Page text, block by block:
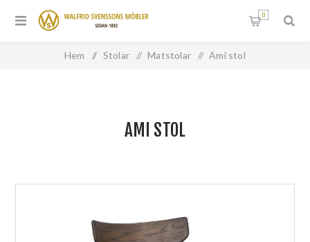
0
Hem / Stolar / Matstolar / Ami stol
AMI STOL